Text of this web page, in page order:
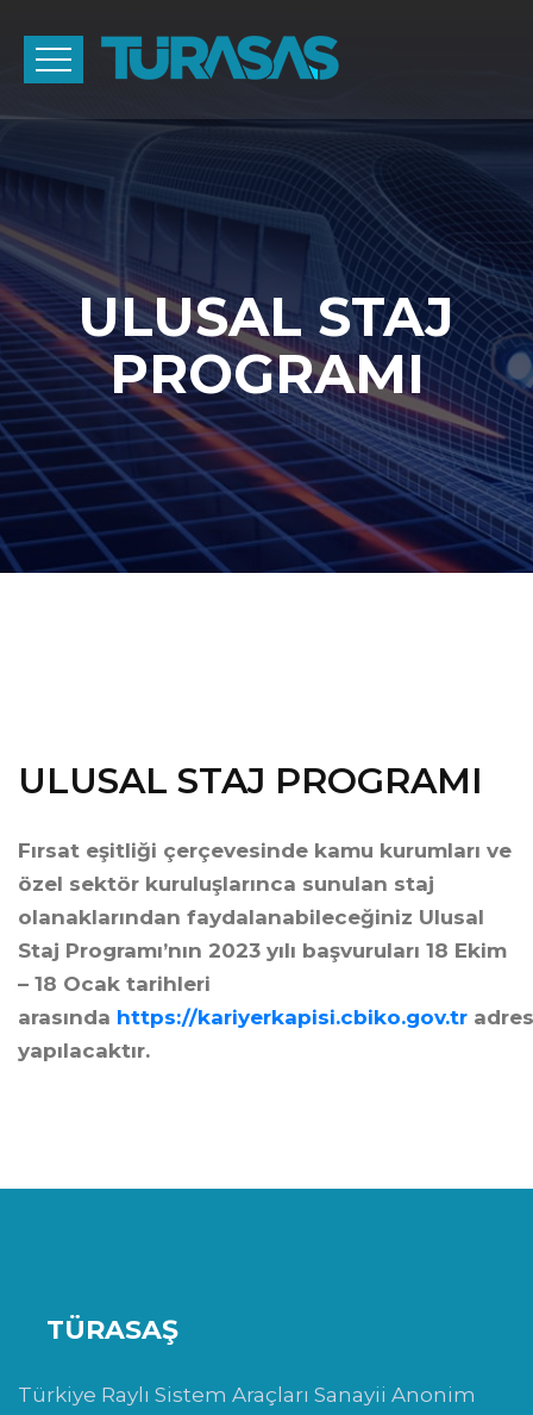
ULUSAL STAJ
PROGRAMI
ULUSAL STAJ PROGRAMI
Fırsat eşitliği çerçevesinde kamu kurumları ve
özel sektör kuruluşlarınca sunulan staj
olanaklarından faydalanabileceğiniz Ulusal
Staj Programı’nın 2023 yılı başvuruları 18 Ekim
– 18 Ocak tarihleri
arasında https://kariyerkapisi.cbiko.gov.tr
yapılacaktır.
TÜRASAŞ
Türkiye Raylı Sistem Araçları Sanayii Anonim